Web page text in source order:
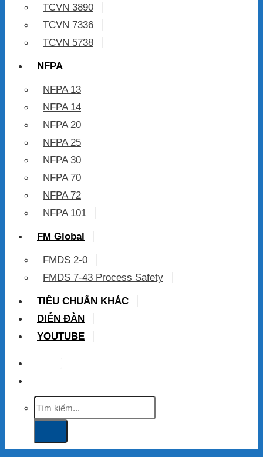
TCVN 3890
TCVN 7336
TCVN 5738
NFPA
NFPA 13
NFPA 14
NFPA 20
NFPA 25
NFPA 30
NFPA 70
NFPA 72
NFPA 101
FM Global
FMDS 2-0
FMDS 7-43 Process Safety
TIÊU CHUẨN KHÁC
DIỄN ĐÀN
YOUTUBE
Tìm
kiếm: